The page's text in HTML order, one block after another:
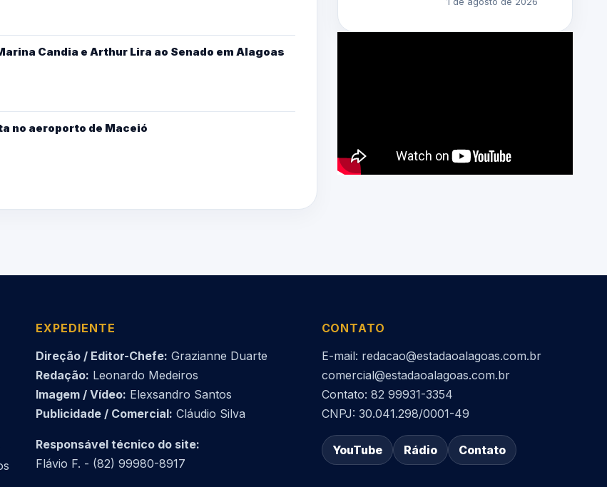
Candia e Arthur Lira ao Senado em Alagoas
no aeroporto de Maceió
EXPEDIENTE
Direção / Editor-Chefe: Grazianne Duarte
Redação: Leonardo Medeiros
Imagem / Vídeo: Elexsandro Santos
Publicidade / Comercial: Cláudio Silva
Responsável técnico do site:
Flávio F. - (82) 99980-8917
CONTATO
E-mail: redacao@estadaoalagoas.com.br
comercial@estadaoalagoas.com.br
Contato: 82 99931-3354
CNPJ: 30.041.298/0001-49
YouTube Rádio Contato